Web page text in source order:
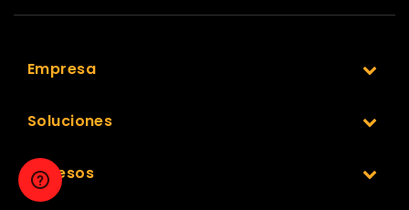
Empresa
Soluciones
Accesos